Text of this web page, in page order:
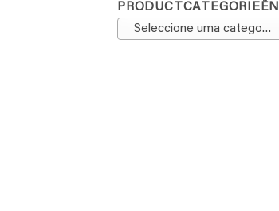
PRODUCTCATEGORIEËN
Seleccione uma categoria